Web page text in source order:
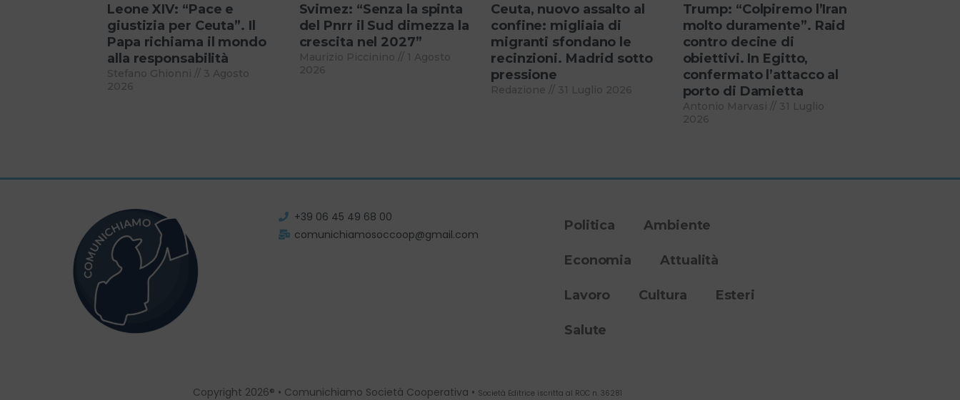
Leone XIV: “Pace e
giustizia per Ceuta”. Il
Papa richiama il mondo
alla responsabilità
Stefano Ghionni
3 Agosto
2026
Svimez: “Senza la spinta
del Pnrr il Sud dimezza la
crescita nel 2027”
Maurizio Piccinino
1 Agosto
2026
Ceuta, nuovo assalto al
confine: migliaia di
migranti sfondano le
recinzioni. Madrid sotto
pressione
Redazione 31 Luglio 2026
Trump: “Colpiremo l’Iran
molto duramente”. Raid
contro decine di
obiettivi. In Egitto,
confermato l’attacco al
porto di Damietta
Antonio Marvasi
31 Luglio
2026
+39 06 45 49 68 00
comunichiamosoccoop@gmail.com
Politica Ambiente
Economia Attualità
Lavoro Cultura Esteri
Salute
Copyright 2026® • Comunichiamo Società Cooperativa • Società Editrice iscritta al ROC n. 36281